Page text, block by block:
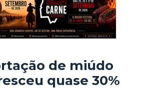
de miúdo
quase 30%